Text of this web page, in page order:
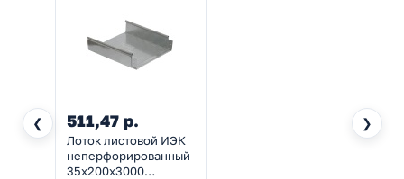
❮ ❯
511,47 р.
Лоток листовой ИЭК
неперфорированный
35х200х3000